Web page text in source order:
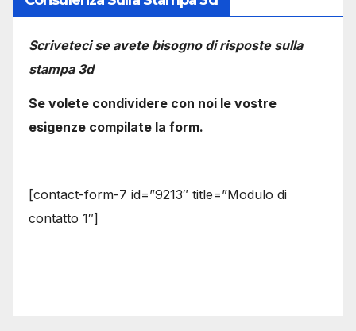
Scriveteci se avete bisogno di risposte sulla
stampa 3d
Se volete condividere con noi le vostre
esigenze compilate la form.
[contact-form-7 id=”9213″ title=”Modulo di
contatto 1″]